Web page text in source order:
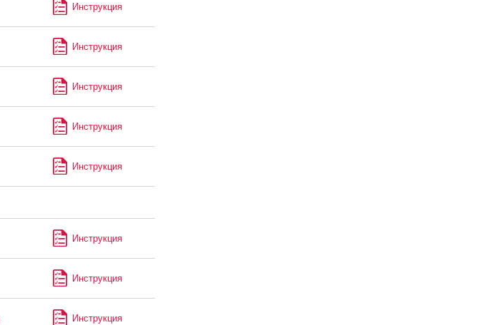
Инструкция
Инструкция
Инструкция
Инструкция
Инструкция
Инструкция
Инструкция
Инструкция